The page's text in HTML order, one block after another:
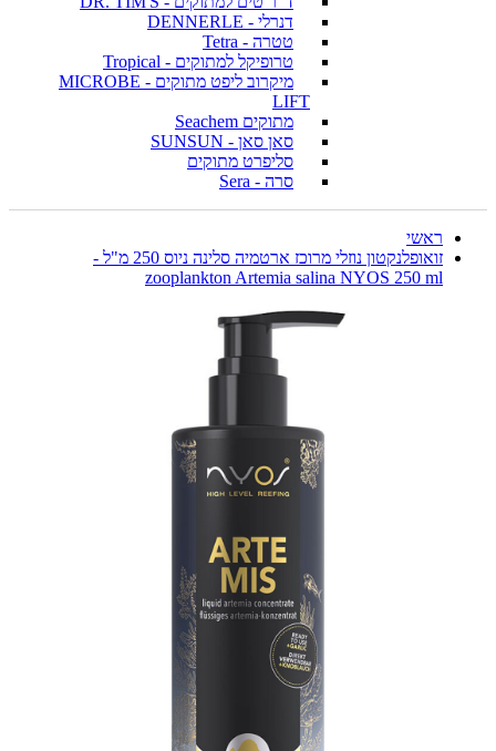
דנרלי - DENNERLE
טטרה - Tetra
טרופיקל למתוקים - Tropical
מיקרוב ליפט מתוקים - MICROBE
LIFT
מתוקים Seachem
סאן סאן - SUNSUN
סליפרט מתוקים
סרה - Sera
ראשי
זואופלנקטון נוזלי מרוכז ארטמיה סלינה ניוס 250 מ"ל -
zooplankton Artemia salina NYOS 250 ml